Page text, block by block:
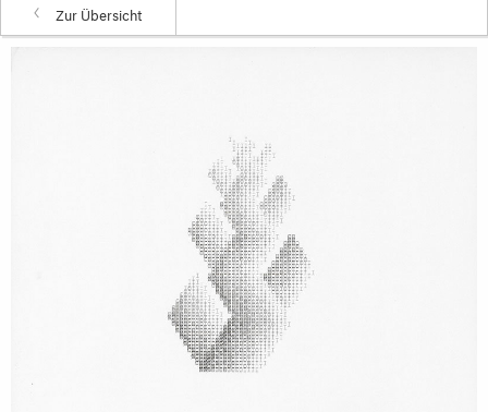
Zur Übersicht